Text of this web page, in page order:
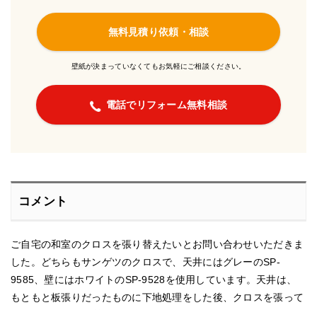
無料見積り依頼・相談
壁紙が決まっていなくてもお気軽にご相談ください。
電話でリフォーム無料相談
コメント
ご自宅の和室のクロスを張り替えたいとお問い合わせいただきま
した。どちらもサンゲツのクロスで、天井にはグレーのSP-
9585、壁にはホワイトのSP-9528を使用しています。天井は、
もともと板張りだったものに下地処理をした後、クロスを張って